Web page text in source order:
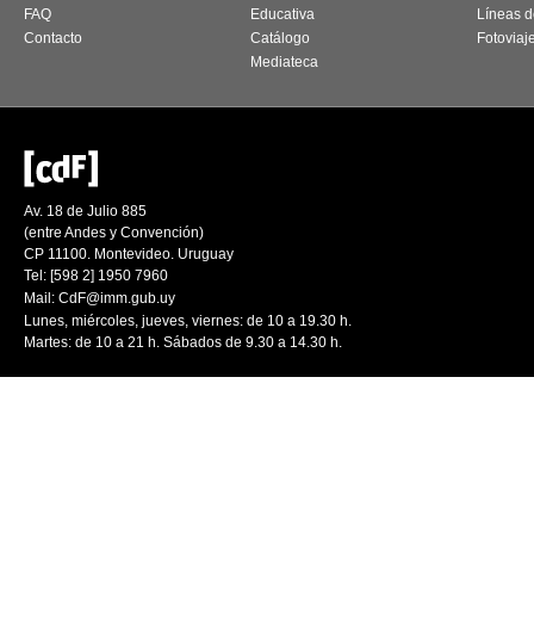
FAQ
Contacto
Educativa
Catálogo
Mediateca
Líneas
Av. 18 de Julio 885
(entre Andes y Convención)
CP 11100. Montevideo. Uruguay
Tel: [598 2] 1950 7960
Mail: CdF@imm.gub.uy
Lunes, miércoles, jueves, viernes: de 10 a 19.30 h.
Martes: de 10 a 21 h. Sábados de 9.30 a 14.30 h.